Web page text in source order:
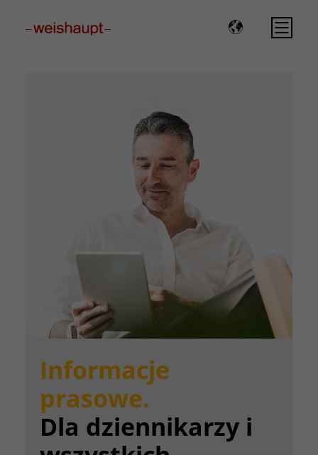
Informacje
prasowe.
Dla dziennikarzy i